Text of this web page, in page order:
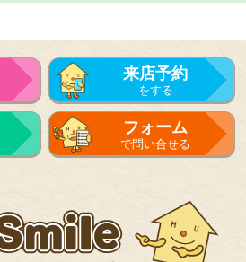
来店予約
をする
フォーム
で問い合せる